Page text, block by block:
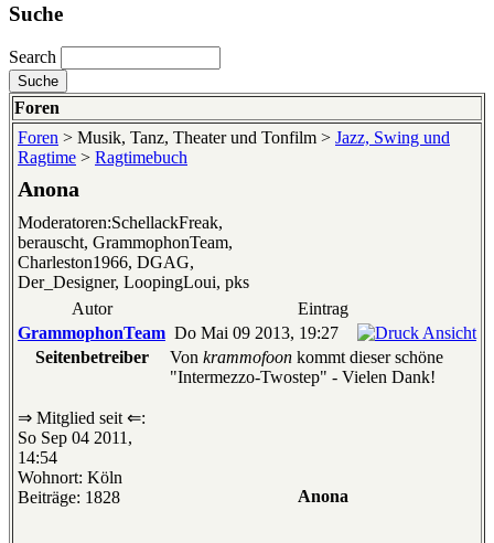
Suche
Search
Foren
Foren > Musik, Tanz, Theater und Tonfilm > Jazz, Swing und
Ragtime > Ragtimebuch
Anona
Moderatoren:SchellackFreak,
berauscht, GrammophonTeam,
Charleston1966, DGAG,
Der_Designer, LoopingLoui, pks
Autor
Eintrag
GrammophonTeam Do Mai 09 2013, 19:27
Seitenbetreiber
⇒ Mitglied seit ⇐:
So Sep 04 2011,
14:54
Wohnort: Köln
Beiträge: 1828
Von krammofoon kommt dieser schöne
"Intermezzo-Twostep" - Vielen Dank!
Anona